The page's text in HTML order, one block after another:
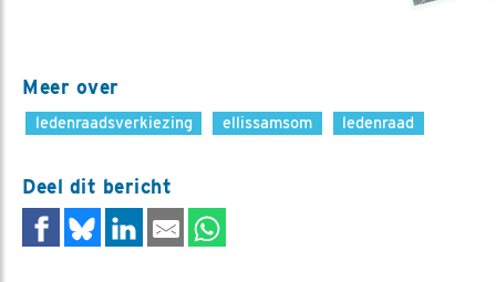
Meer over
ledenraadsverkiezing ellissamsom ledenraad
Deel dit bericht